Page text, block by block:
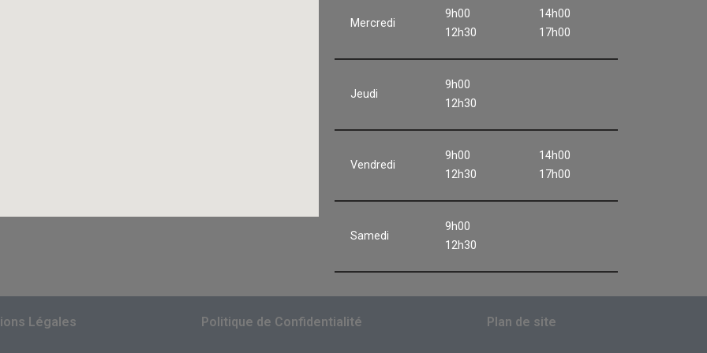
Mercredi
9h00
12h30
14h00
17h00
Jeudi
9h00
12h30
Vendredi
9h00
12h30
14h00
17h00
Samedi
9h00
12h30
Légales Politique de Confidentialité Plan de site